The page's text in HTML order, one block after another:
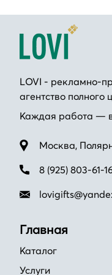
LOVI - рекламно-
агентство полного
Каждая работа —
Москва,
8 (925) 803-61-
Главная
Каталог
Услуги